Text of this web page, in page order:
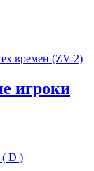
игроки